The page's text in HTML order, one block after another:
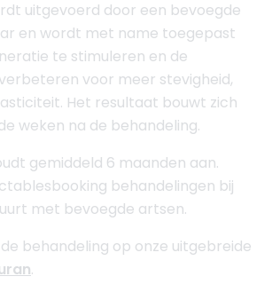
uitgevoerd door een bevoegde
en wordt met name toegepast
te stimuleren en de
voor meer stevigheid,
Het resultaat bouwt zich
weken na de behandeling.
gemiddeld 6 maanden aan.
behandelingen bij
met bevoegde artsen.
behandeling op onze uitgebreide
.